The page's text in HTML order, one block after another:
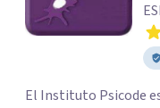
El Instituto Psicode